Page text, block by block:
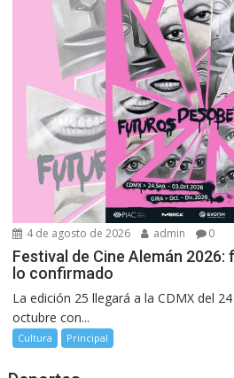
4 de agosto de 2026 admin 0
Festival de Cine Alemán
lo confirmado
La edición 25 llegará a la CDMX del
octubre con...
Cultura Principal